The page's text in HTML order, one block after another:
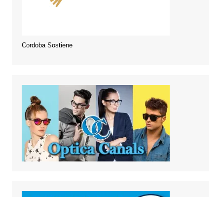
Cordoba Sostiene